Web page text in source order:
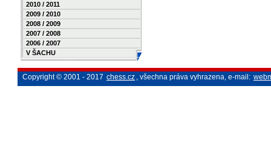
2010 / 2011
2009 / 2010
2008 / 2009
2007 / 2008
2006 / 2007
V ŠACHU
Copyright © 2001 - 2017 chess.cz , všechna práva vyhrazena, e-mail: